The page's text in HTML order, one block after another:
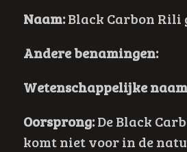
Naam:Black Carbon Rili
Andere benamingen:
Wetenschappelijke
Oorsprong:De Black
komt niet voor in de